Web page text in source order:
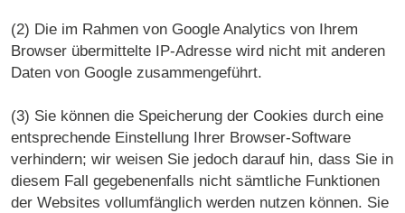
(2) Die im Rahmen von Google Analytics von Ihrem
Browser übermittelte IP-Adresse wird nicht mit anderen
Daten von Google zusammengeführt.
(3) Sie können die Speicherung der Cookies durch eine
entsprechende Einstellung Ihrer Browser-Software
verhindern; wir weisen Sie jedoch darauf hin, dass Sie in
diesem Fall gegebenenfalls nicht sämtliche Funktionen
der Websites vollumfänglich werden nutzen können. Sie